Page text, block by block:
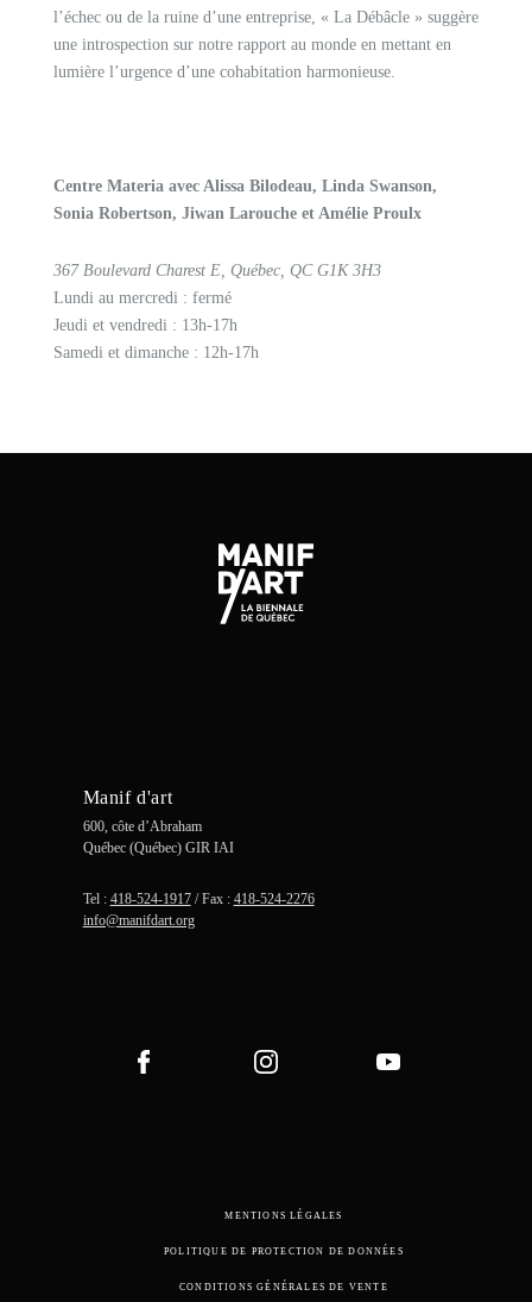
l’échec ou de la ruine d’une entreprise, « La Débâcle » suggère
une introspection sur notre rapport au monde en mettant en
lumière l’urgence d’une cohabitation harmonieuse.
Centre Materia avec Alissa Bilodeau, Linda Swanson,
Sonia Robertson, Jiwan Larouche et Amélie Proulx
367 Boulevard Charest E, Québec, QC G1K 3H3
Lundi au mercredi : fermé
Jeudi et vendredi : 13h-17h
Samedi et dimanche : 12h-17h
Manif d'art
600, côte d’Abraham
Québec (Québec) GIR IAI
Tel : 418-524-1917/ Fax : 418-524-2276
info@manifdart.org
MENTIONS LÉGALES
POLITIQUE DE PROTECTION DE DONNÉES
CONDITIONS GÉNÉRALES DE VENTE